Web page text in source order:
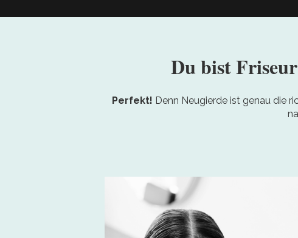
Du bist
Perfekt! Denn Neugierde ist genau die